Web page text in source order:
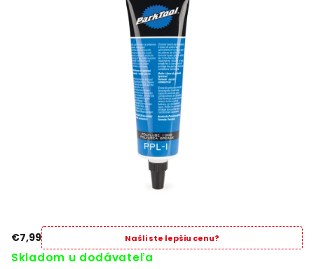
€7,99 Našli ste lepšiu cenu?
Skladom u dodávateľa